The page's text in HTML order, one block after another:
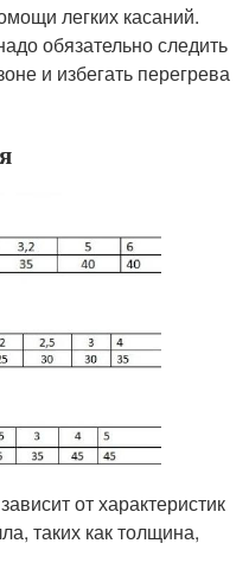
легких касаний.
обязательно следить
и избегать перегрева
от характеристик
таких как толщина,